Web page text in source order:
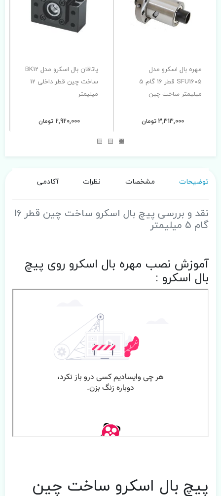
مهره بال اسکرو مدل
SFU1605 قطر 16 گام 5
میلیمتر ساخت چین
3,313,000 تومان
یاتاقان بال اسکرو مدل BK12
ساخت چین قطر داخلی 12
میلیمتر
2,920,000 تومان
توضیحات مشخصات نظرات آکادمی
نقد و بررسی پیچ بال اسکرو ساخت چین قطر 16
گام 5 میلیمتر
آموزش نصب مهره بال اسکرو روی پیچ
بال اسکرو :
پیچ بال اسکرو ساخت چین